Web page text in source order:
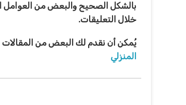
بالشكل الصحيح والبعض من العوامل
خلال التعليقات.
يُمكن أن نقدم لك البعض من المقالات
المنزلي